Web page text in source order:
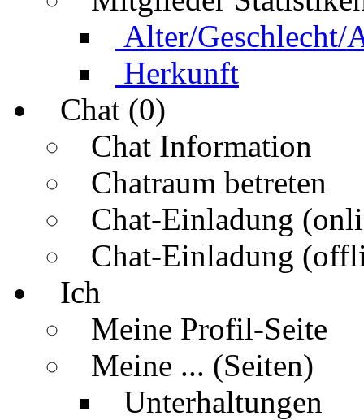
Alter/Geschlecht/
Herkunft
Chat (0)
Chat Information
Chatraum betreten
Chat-Einladung
Chat-Einladung
Ich
Meine Profil-Seite
Meine ... (Seiten)
Unterhaltungen